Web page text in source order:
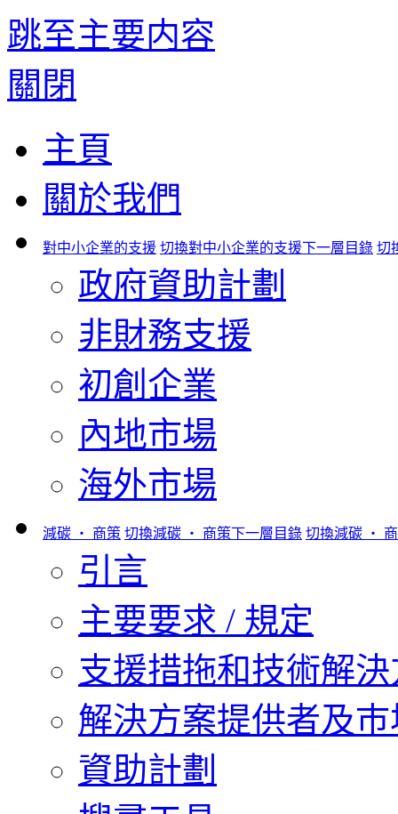
跳至主要内容
關閉
主頁
關於我們
對中小企業的支援 切換對中小企業的支援下一層目錄 切
政府資助計劃
非財務支援
初創企業
內地市場
海外市場
減碳 ‧ 商策 切換減碳 ‧ 商策下一層目錄 切換減碳 ‧
引言
主要要求 / 規定
支援措拖和技術解
解決方案提供者及
資助計劃